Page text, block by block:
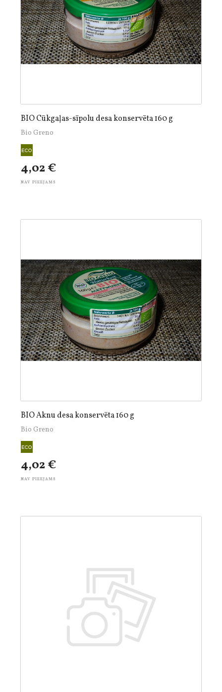
BIO Cūkgaļas-sīpolu desa konservēta 160 g
Bio Greno
4,02 €
NAV PIEEJAMS
BIO Aknu desa konservēta 160 g
Bio Greno
4,02 €
NAV PIEEJAMS